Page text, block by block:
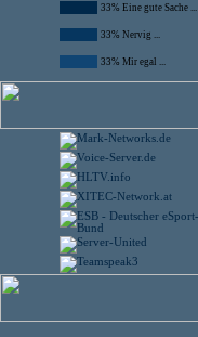
33% Eine gute Sache ...
33% Nervig ...
33% Mir egal ...